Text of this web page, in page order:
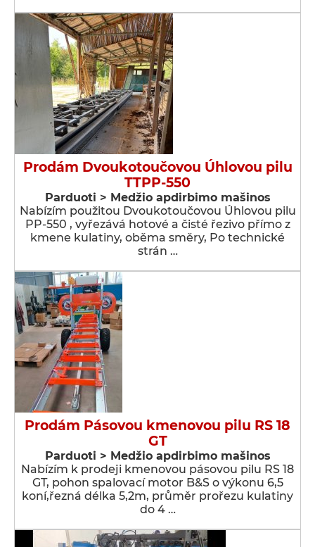
Prodám Dvoukotoučovou Úhlovou pilu
TTPP-550
Parduoti > Medžio apdirbimo mašinos
Nabízím použitou Dvoukotoučovou Úhlovou pilu
PP-550 , vyřezává hotové a čisté řezivo přímo z
kmene kulatiny, oběma směry, Po technické
strán …
Prodám Pásovou kmenovou pilu RS 18
GT
Parduoti > Medžio apdirbimo mašinos
Nabízím k prodeji kmenovou pásovou pilu RS 18
GT, pohon spalovací motor B&S o výkonu 6,5
koní,řezná délka 5,2m, průměr prořezu kulatiny
do 4 …